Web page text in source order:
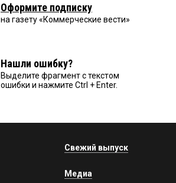
Оформите подписку
на газету «Коммерческие вести»
Нашли ошибку?
Выделите фрагмент с текстом
ошибки и нажмите Ctrl + Enter.
Свежий выпуск
Медиа